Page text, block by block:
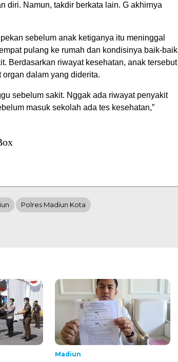
diri. Namun, takdir berkata lain. G akhirnya
sebelum anak ketiganya itu meninggal
pulang ke rumah dan kondisinya baik-baik
Berdasarkan riwayat kesehatan, anak tersebut
dalam yang diderita.
sebelum sakit. Nggak ada riwayat penyakit
masuk sekolah ada tes kesehatan,”
Polres Madiun Kota
Madiun